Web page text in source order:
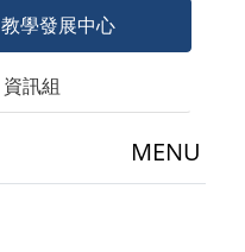
教學發展中心
資訊組
MENU